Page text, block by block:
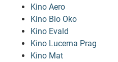
Kino Aero
Kino Bio Oko
Kino Evald
Kino Lucerna Prag
Kino Mat